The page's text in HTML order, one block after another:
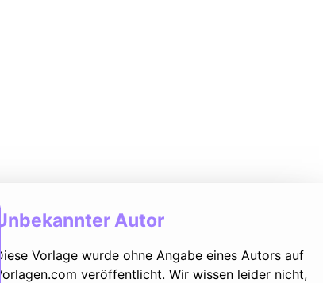
Unbekannter Autor
Diese Vorlage wurde ohne Angabe eines Autors auf
Vorlagen.com veröffentlicht. Wir wissen leider nicht,